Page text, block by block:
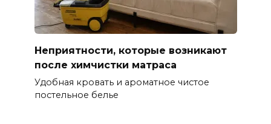
Неприятности, которые возникают
после химчистки матраса
Удобная кровать и ароматное чистое
постельное белье